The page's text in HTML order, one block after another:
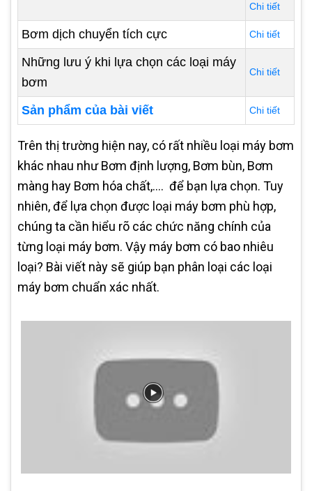
Chi tiết
Bơm dịch chuyển tích cực Chi tiết
Những lưu ý khi lựa chọn các loại máy
bơm
Chi tiết
Sản phẩm của bài viết Chi tiết
Trên thị trường hiện nay, có rất nhiều loại máy bơm
khác nhau như Bơm định lượng, Bơm bùn, Bơm
màng hay Bơm hóa chất,.... để bạn lựa chọn. Tuy
nhiên, để lựa chọn được loại máy bơm phù hợp,
chúng ta cần hiểu rõ các chức năng chính của
từng loại máy bơm. Vậy máy bơm có bao nhiêu
loại? Bài viết này sẽ giúp bạn phân loại các loại
máy bơm chuẩn xác nhất.